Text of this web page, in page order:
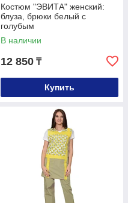
Костюм "ЭВИТА" женский:
блуза, брюки белый с
голубым
В наличии
12 850 ₸
Купить